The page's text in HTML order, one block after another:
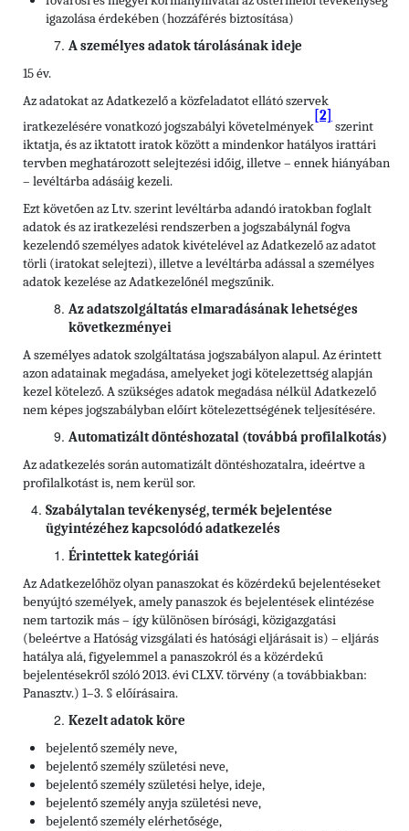
igazolása érdekében (hozzáférés biztosítása)
A személyes adatok tárolásának ideje
15 év.
Az adatokat az Adatkezelő a közfeladatot ellátó szervek
iratkezelésére vonatkozó jogszabályi követelmények
[2]
szerint
iktatja, és az iktatott iratok között a mindenkor hatályos irattári
tervben meghatározott selejtezési időig, illetve – ennek hiányában
– levéltárba adásáig kezeli.
Ezt követően az Ltv. szerint levéltárba adandó iratokban foglalt
adatok és az iratkezelési rendszerben a jogszabálynál fogva
kezelendő személyes adatok kivételével az Adatkezelő az adatot
törli (iratokat selejtezi), illetve a levéltárba adással a személyes
adatok kezelése az Adatkezelőnél megszűnik.
Az adatszolgáltatás elmaradásának lehetséges
következményei
A személyes adatok szolgáltatása jogszabályon alapul. Az érintett
azon adatainak megadása, amelyeket jogi kötelezettség alapján
kezel kötelező. A szükséges adatok megadása nélkül Adatkezelő
nem képes jogszabályban előírt kötelezettségének teljesítésére.
Automatizált döntéshozatal (továbbá profilalkotás)
Az adatkezelés során automatizált döntéshozatalra, ideértve a
profilalkotást is, nem kerül sor.
Szabálytalan tevékenység, termék bejelentése
ügyintézéhez kapcsolódó adatkezelés
Érintettek kategóriái
Az Adatkezelőhöz olyan panaszokat és közérdekű bejelentéseket
benyújtó személyek, amely panaszok és bejelentések elintézése
nem tartozik más – így különösen bírósági, közigazgatási
(beleértve a Hatóság vizsgálati és hatósági eljárásait is) – eljárás
hatálya alá, figyelemmel a panaszokról és a közérdekű
bejelentésekről szóló 2013. évi CLXV. törvény (a továbbiakban:
Panasztv.) 1–3. § előírásaira.
Kezelt adatok köre
bejelentő személy neve,
bejelentő személy születési neve,
bejelentő személy születési helye, ideje,
bejelentő személy anyja születési neve,
bejelentő személy elérhetősége,